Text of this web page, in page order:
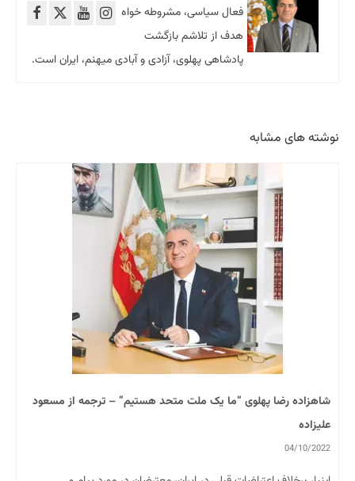
فعال سیاسی، مشروطه خواه
هدف از تلاشم بازگشت
پادشاهی پهلوی، آزادی و آبادی میهنم، ایران است.
نوشته های مشابه
شاهزاده رضا پهلوی “ما یک ملت متحد هستیم” – ترجمه از مسعود
علیزاده
04/10/2022